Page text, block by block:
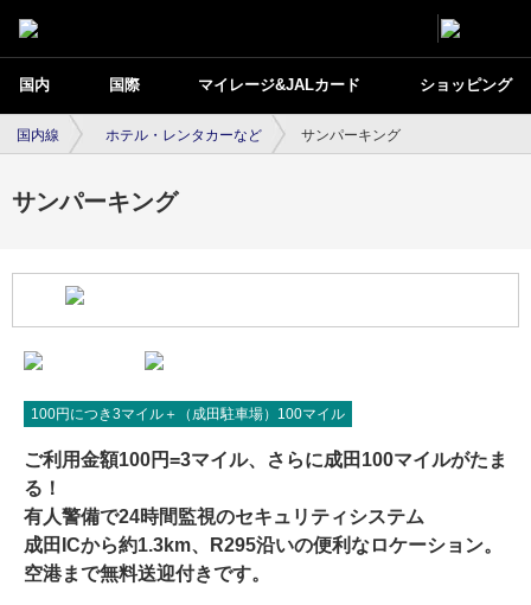
国内 国際 マイレージ&JALカード ショッピング
国内線 ホテル・レンタカーなど サンパーキング
サンパーキング
100円につき3マイル＋（成田駐車場）100マイル
ご利用金額100円=3マイル、さらに成田100マイルがたま
る！
有人警備で24時間監視のセキュリティシステム
成田ICから約1.3km、R295沿いの便利なロケーション。
空港まで無料送迎付きです。